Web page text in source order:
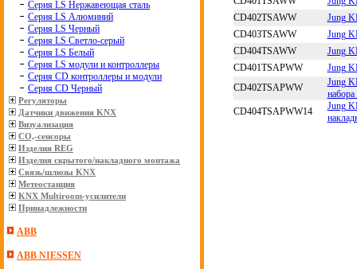
Серия LS Нержавеющая сталь
Серия LS Алюминий
Серия LS Черный
Серия LS Светло-серый
Серия LS Белый
Серия LS модули и контроллеры
Серия CD контроллеры и модули
Серия CD Черный
Регуляторы
Датчики движения KNX
Визуализация
CO₂-сенсоры
Изделия REG
Изделия скрытого/накладного монтажа
Связь/шлюзы KNX
Метеостанция
KNX Multiroom-усилители
Принадлежности
ABB
ABB NIESSEN
CD402TSAWW
Jung
CD403TSAWW
Jung
CD404TSAWW
Jung
CD401TSAPWW
Jung
CD402TSAPWW
Jung
CD404TSAPWW14
Jung